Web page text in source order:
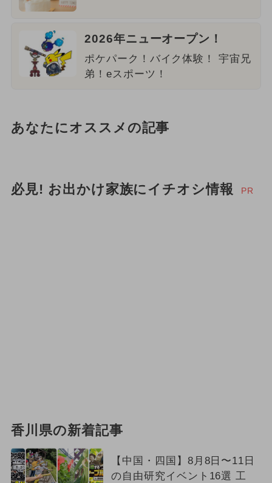
2026年ニューオープン！
ポケパーク！バイク体験！ 宇宙兄
弟！eスポーツ！
あなたにオススメの記事
必見! お出かけ家族にイチオシ情報 PR
香川県の新着記事
【中国・四国】8月8日〜11日
の自由研究イベント16選 工